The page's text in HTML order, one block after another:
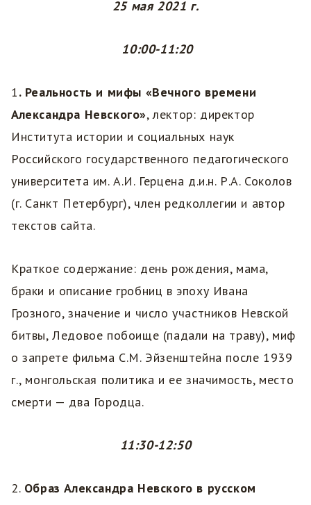
25 мая 2021 г.
10:00-11:20
1. Реальность и мифы «Вечного времени
Александра Невского», лектор: директор
Института истории и социальных наук
Российского государственного педагогического
университета им. А.И. Герцена д.и.н. Р.А. Соколов
(г. Санкт Петербург), член редколлегии и автор
текстов сайта.
Краткое содержание: день рождения, мама,
браки и описание гробниц в эпоху Ивана
Грозного, значение и число участников Невской
битвы, Ледовое побоище (падали на траву), миф
о запрете фильма С.М. Эйзенштейна после 1939
г., монгольская политика и ее значимость, место
смерти — два Городца.
11:30-12:50
2. Образ Александра Невского в русском